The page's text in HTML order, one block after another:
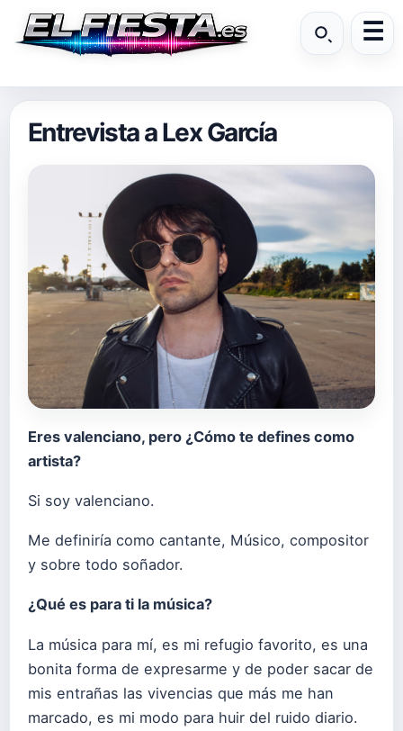
Entrevista a Lex García
Eres valenciano, pero ¿Cómo te defines como
artista?
Si soy valenciano.
Me definiría como cantante, Músico, compositor
y sobre todo soñador.
¿Qué es para ti la música?
La música para mí, es mi refugio favorito, es una
bonita forma de expresarme y de poder sacar de
mis entrañas las vivencias que más me han
marcado, es mi modo para huir del ruido diario.